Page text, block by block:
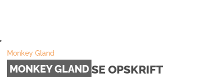
Monkey Gland
MONKEY GLAND SE OPSKRIFT